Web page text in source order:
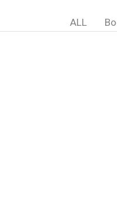
ALL